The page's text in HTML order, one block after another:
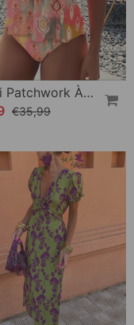
Tankini Patchwork À Volants Et Bretelles Imprimées
€35,99